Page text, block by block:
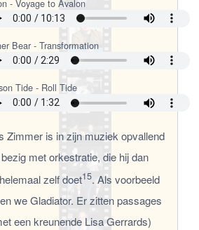
Zimmer is in zijn muziek opvallend
met orkestratie, die hij dan
zelf doet15. Als voorbeeld
we Gladiator. Er zitten passages
een kreunende Lisa Gerrards)